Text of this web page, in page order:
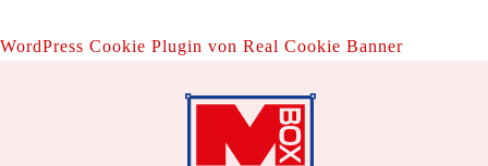
WordPress Cookie Plugin von Real Cookie Banner